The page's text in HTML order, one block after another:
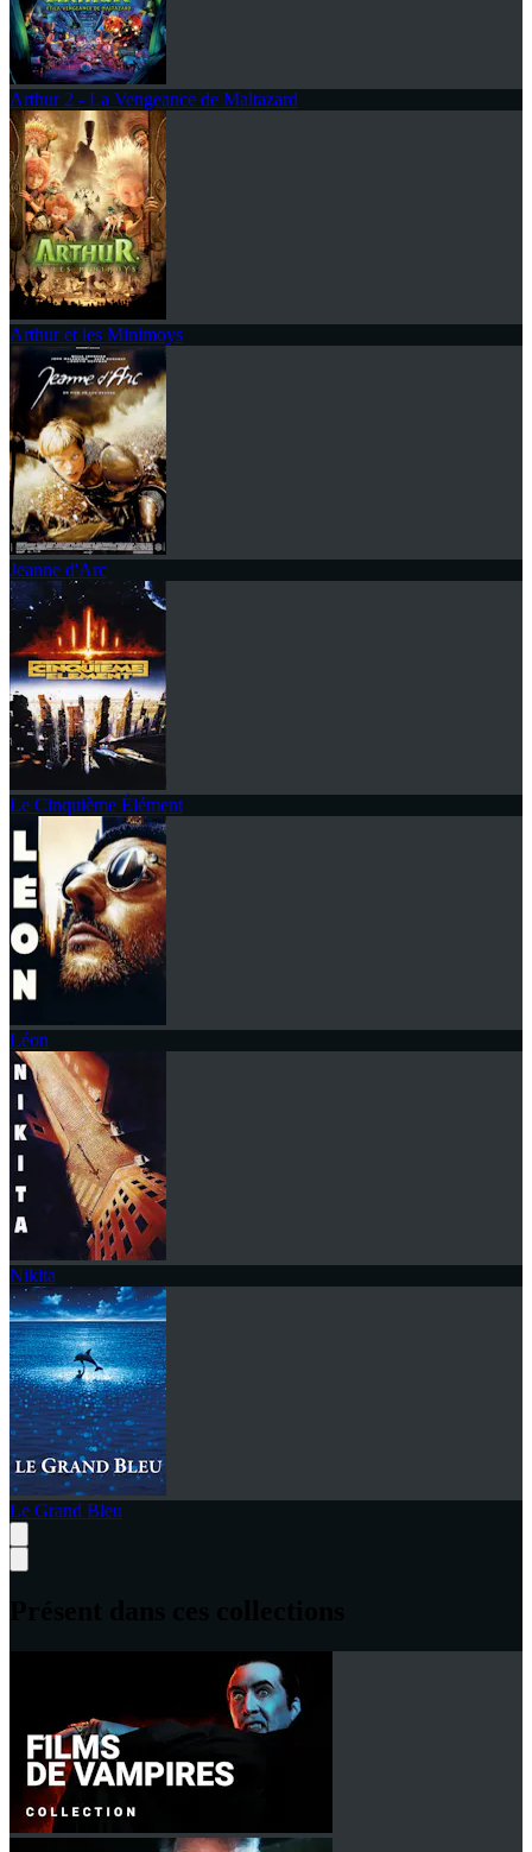
Arthur 2 - La Vengeance de Maltazard
Arthur et les Minimoys
Jeanne d'Arc
Le Cinquième Élément
Léon
Nikita
Le Grand Bleu